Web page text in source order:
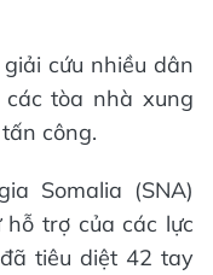
cứu nhiều dân
tòa nhà xung
công.
Somalia (SNA)
trợ của các lực
tiêu diệt 42 tay